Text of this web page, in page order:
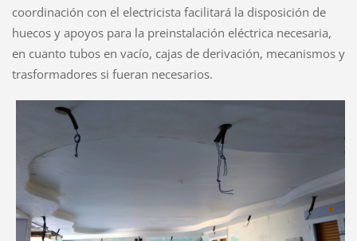
coordinación con el electricista facilitará la disposición de
huecos y apoyos para la preinstalación eléctrica necesaria,
en cuanto tubos en vacío, cajas de derivación, mecanismos y
trasformadores si fueran necesarios.